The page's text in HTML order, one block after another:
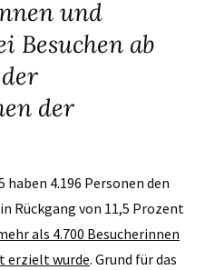
und
Besuchen ab
der
haben 4.196 Personen den
Rückgang von 11,5 Prozent
als 4.700 Besucherinnen
erzielt wurde. Grund für das